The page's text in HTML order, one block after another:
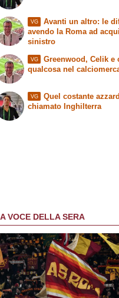
VG
Avanti un altro: le
avendo la Roma ad
sinistro
VG
Greenwood, Celik e
qualcosa nel
VG
Quel costante
chiamato Inghilterra
VOCE DELLA SERA